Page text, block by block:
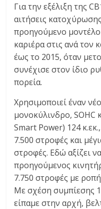
Για την εξέλιξη της
αιτήσεις
προηγούμενο
καριέρα στις ανά τον
έως το 2015, όταν
συνέχισε στον ίδιο
πορεία.
Χρησιμοποιεί έναν
μονοκύλινδρο, SOHC
Smart Power) 124
7.500 στροφές και
στροφές. Εδώ αξίζει
προηγούμενος
7.750 στροφές με
Με σχέση συμπίεσης
είπαμε στην αρχή,